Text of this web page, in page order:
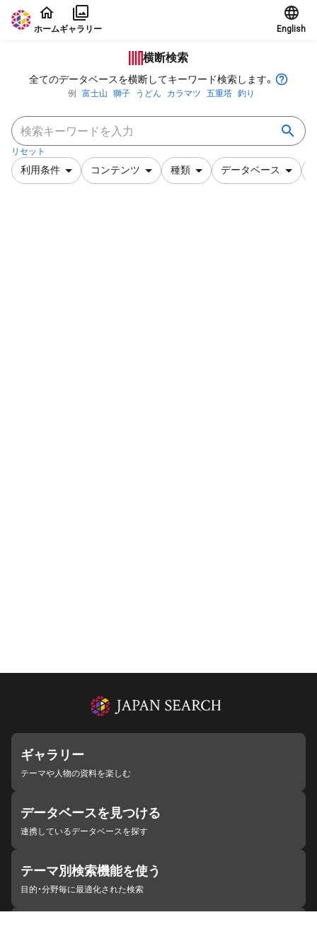
本文に飛ぶ
ホームギャラリー English
横断検索
全てのデータベースを横断してキーワード検索します。
例 富士山 獅子 うどん カラマツ 五重塔 釣り
リセット
利用条件 コンテンツ 種類 データベース
ギャラリー
テーマや人物の資料を楽しむ
データベースを見つける
連携しているデータベースを探す
テーマ別検索機能を使う
目的・分野毎に最適化された検索